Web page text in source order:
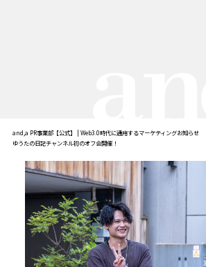
and,a PR事業部【公式】 | Web3.0時代に通用するマーケティングお知らせ
ゆうたの日記チャンネル初のオフ会開催！